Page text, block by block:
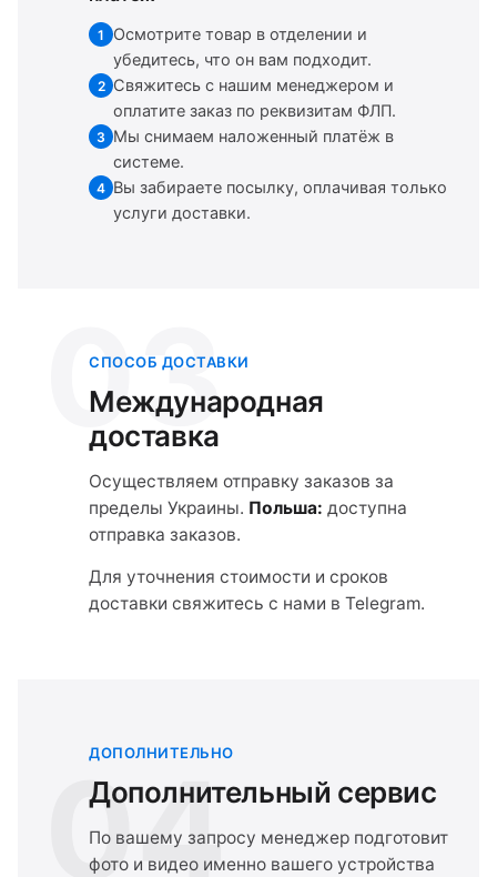
1
Осмотрите товар в отделении и
убедитесь, что он вам подходит.
2 Свяжитесь с нашим менеджером и
оплатите заказ по реквизитам ФЛП.
3 Мы снимаем наложенный платёж в
системе.
4 Вы забираете посылку, оплачивая только
услуги доставки.
03
СПОСОБ ДОСТАВКИ
Международная
доставка
Осуществляем отправку заказов за
пределы Украины. Польша: доступна
отправка заказов.
Для уточнения стоимости и сроков
доставки свяжитесь с нами в Telegram.
04
ДОПОЛНИТЕЛЬНО
Дополнительный сервис
По вашему запросу менеджер подготовит
фото и видео именно вашего устройства